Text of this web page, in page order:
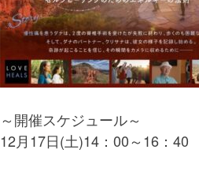
～開催スケジュール～
12月17日(土)14：00～16：40